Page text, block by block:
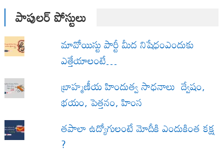
పాపులర్ పోస్టులు
మావోయిస్టు పార్టీ మీద నిషేధంఎందుకు
ఎత్తేయాలంటే…
బ్రాహ్మణీయ హిందుత్వ సాధనాలు ద్వేషం,
భయం, పెత్తనం, హింస
త‌పాలా ఉద్యోగులంటే మోదీకి ఎందుకింత కక్ష
?